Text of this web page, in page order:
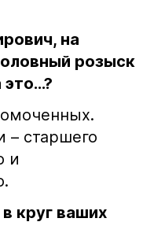
на
розыск
– старшего
и
круг ваших